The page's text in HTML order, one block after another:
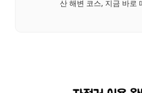
산 해변 코스, 지금 바로